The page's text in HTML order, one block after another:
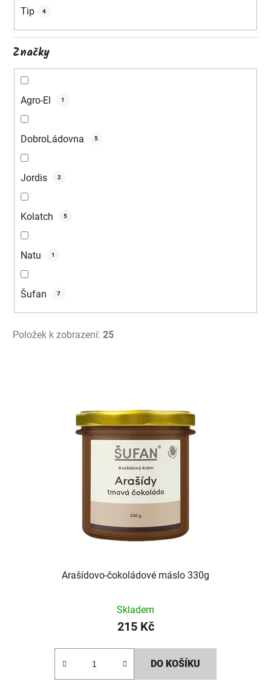
Tip 4
Značky
Agro-El 1
DobroLádovna 5
Jordis 2
Kolatch 5
Natu 1
Šufan 7
Položek k zobrazení: 25
Arašídovo-čokoládové máslo 330g
Skladem
215 Kč
DO KOŠÍKU